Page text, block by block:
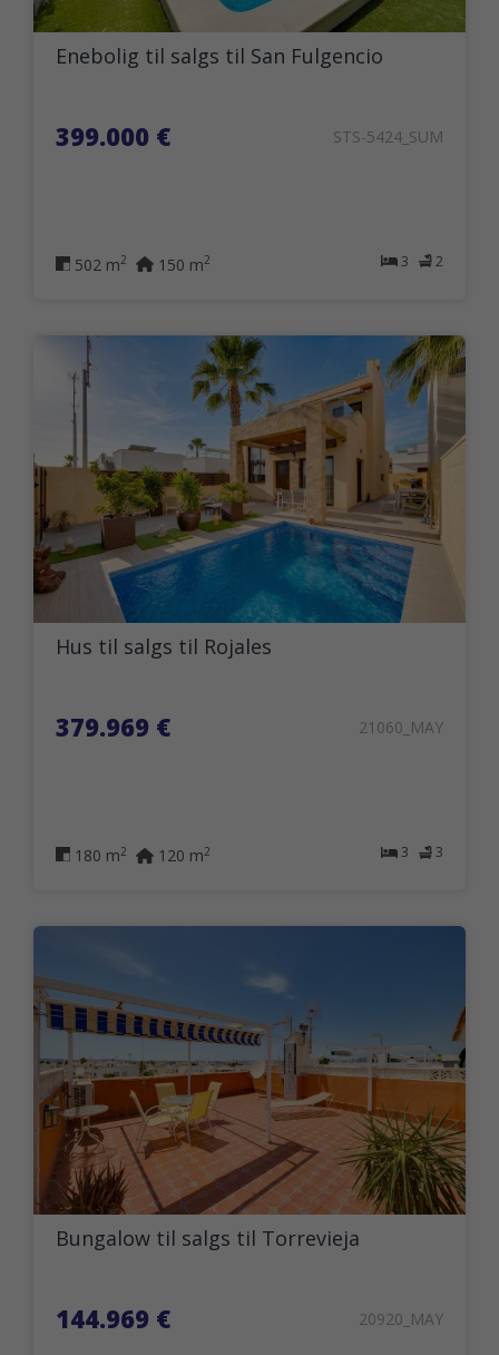
Enebolig til salgs til San Fulgencio
399.000 € STS-5424_SUM
3 2
502 m2 150 m2
Hus til salgs til Rojales
379.969 € 21060_MAY
3 3
180 m2 120 m2
Bungalow til salgs til Torrevieja
144.969 € 20920_MAY